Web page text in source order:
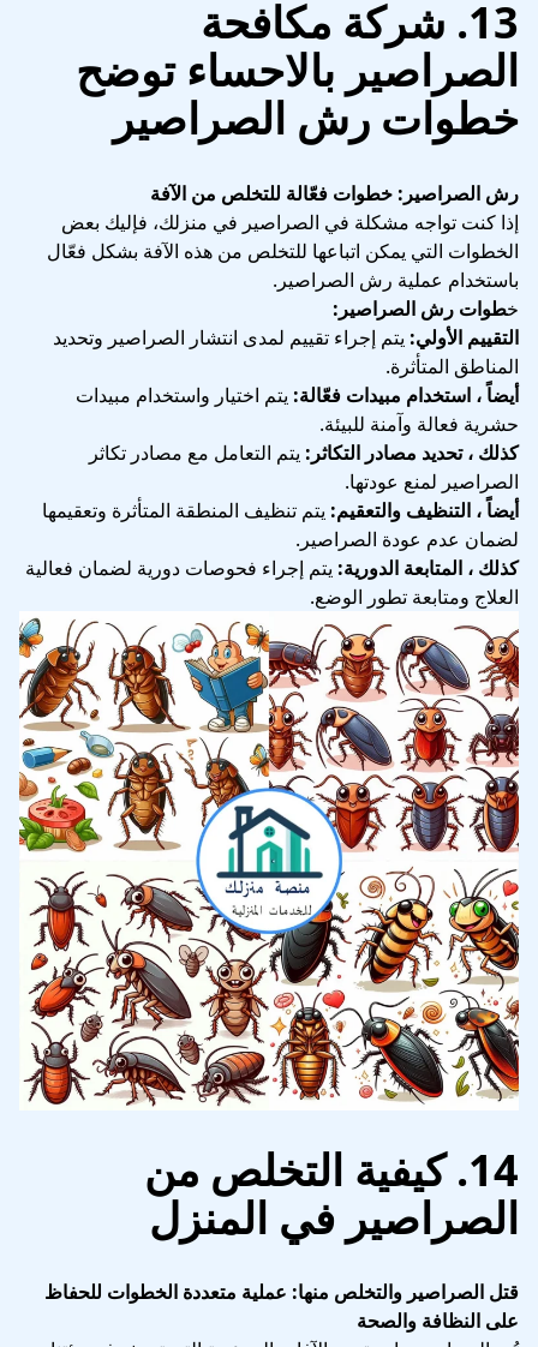
13. شركة مكافحة
الصراصير بالاحساء توضح
خطوات رش الصراصير
رش الصراصير: خطوات فعّالة للتخلص من الآفة
إذا كنت تواجه مشكلة في الصراصير في منزلك، فإليك بعض
الخطوات التي يمكن اتباعها للتخلص من هذه الآفة بشكل فعّال
باستخدام عملية رش الصراصير.
خطوات رش الصراصير:
التقييم الأولي: يتم إجراء تقييم لمدى انتشار الصراصير وتحديد
المناطق المتأثرة.
أيضاً ، استخدام مبيدات فعّالة: يتم اختيار واستخدام مبيدات
حشرية فعالة وآمنة للبيئة.
كذلك ، تحديد مصادر التكاثر: يتم التعامل مع مصادر تكاثر
الصراصير لمنع عودتها.
أيضاً ، التنظيف والتعقيم: يتم تنظيف المنطقة المتأثرة وتعقيمها
لضمان عدم عودة الصراصير.
كذلك ، المتابعة الدورية: يتم إجراء فحوصات دورية لضمان فعالية
العلاج ومتابعة تطور الوضع.
14. كيفية التخلص من
الصراصير في المنزل
قتل الصراصير والتخلص منها: عملية متعددة الخطوات للحفاظ
على النظافة والصحة